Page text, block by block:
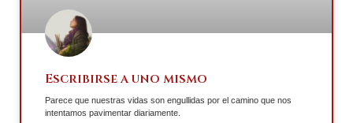
Escribirse a uno mismo
Parece que nuestras vidas son engullidas por el camino que nos
intentamos pavimentar diariamente.